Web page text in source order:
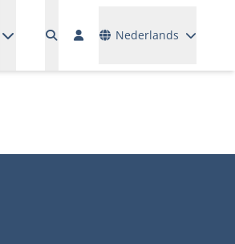
Nederlands